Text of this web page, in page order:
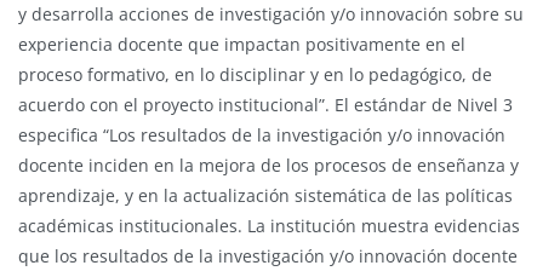
y desarrolla acciones de investigación y/o innovación sobre su
experiencia docente que impactan positivamente en el
proceso formativo, en lo disciplinar y en lo pedagógico, de
acuerdo con el proyecto institucional”. El estándar de Nivel 3
especifica “Los resultados de la investigación y/o innovación
docente inciden en la mejora de los procesos de enseñanza y
aprendizaje, y en la actualización sistemática de las políticas
académicas institucionales. La institución muestra evidencias
que los resultados de la investigación y/o innovación docente